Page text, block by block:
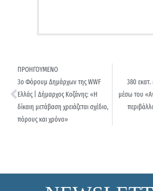
ΠΡΟΗΓΟΥΜΕΝΟ
3ο Φόρουμ Δημάρχων της WWF
Ελλάς | Δήμαρχος Κοζάνης: «Η
δίκαιη μετάβαση χρειάζεται σχέδιο,
πόρους και χρόνο»
380
μέσω του